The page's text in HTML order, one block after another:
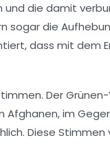
und die damit
sogar die
dass mit dem
Der
im
Diese